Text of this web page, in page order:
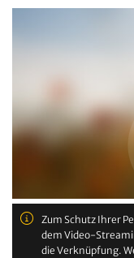
Zum Schutz Ihrer
dem Video-
die Verknüpfung.